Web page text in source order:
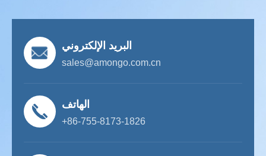
البريد الإلكتروني
sales@amongo.com.cn
الهاتف
+86-755-8173-1826